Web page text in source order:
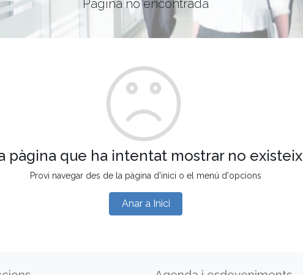
Pàgina no encontrada
pàgina que ha intentat mostrar no existeix
Provi navegar des de la pàgina d'inici o el menú d'opcions
Anar a Inici